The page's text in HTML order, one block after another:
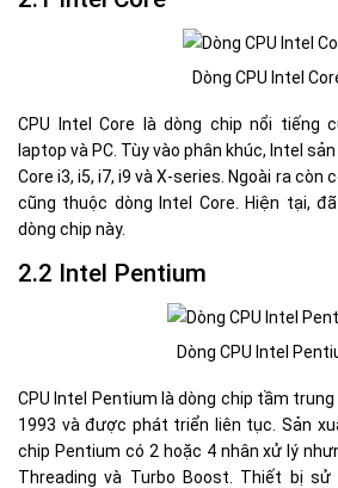
Dòng CPU Intel
CPU Intel Core là dòng chip nổi tiếng
laptop và PC. Tùy vào phân khúc, Intel
Core i3, i5, i7, i9 và X-series. Ngoài ra còn
cũng thuộc dòng Intel Core. Hiện tại,
dòng chip này.
2.2 Intel Pentium
Dòng CPU Intel
CPU Intel Pentium là dòng chip tầm
1993 và được phát triển liên tục. Sản
chip Pentium có 2 hoặc 4 nhân xử lý
Threading và Turbo Boost. Thiết bị sử